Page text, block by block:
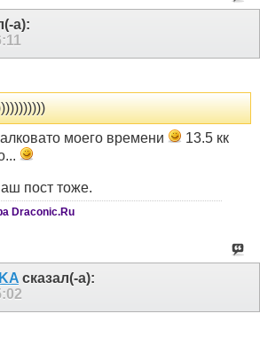
а):
моего времени
13.5 кк
пост тоже.
Draconic.Ru
сказал(-а):